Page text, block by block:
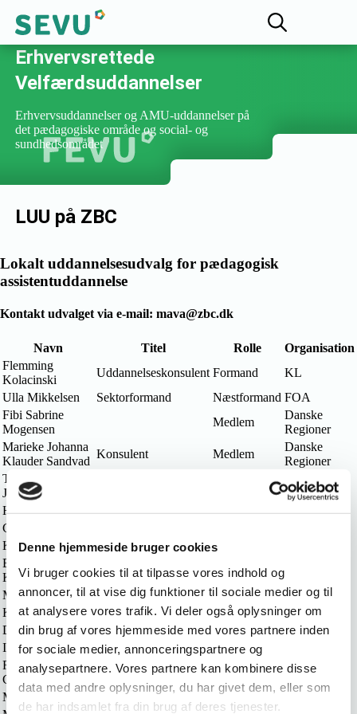
Denne hjemmeside bruger cookies
Vi bruger cookies til at tilpasse vores indhold og
annoncer, til at vise dig funktioner til sociale medier og til
at analysere vores trafik. Vi deler også oplysninger om
din brug af vores hjemmeside med vores partnere inden
for sociale medier, annonceringspartnere og
analysepartnere. Vores partnere kan kombinere disse
data med andre oplysninger, du har givet dem, eller som
de har indsamlet fra din brug af deres tjenester.
Fællesudvalget for
Erhvervsrettede
Velfærdsuddannelser
Erhvervsuddannelser og AMU-uddannelser på
det pædagogiske område og social- og
sundhedsområdet
LUU på ZBC
Lokalt uddannelsesudvalg for pædagogisk
assistentuddannelse
Kontakt udvalget via e-mail: mava@zbc.dk
Navn Titel Rolle
Organisation
Flemming
Kolacinski
Uddannelseskonsulent Formand
KL
Ulla Mikkelsen
Sektorformand Næstformand FOA
Fibi Sabrine
Mogensen
Medlem
Danske
Regioner
Marieke Johanna
Klauder Sandvad
Konsulent Medlem
Danske
Regioner
Tine Kornval
Jacobsen
KL
Helle Hjarsø
Uddannelseskonsulent Medlem
KL
Camilla Svendsen
Karin Andersen
Uddannelseskonsulent Medlem
Ea Højholdt
Kristensen
Sektorformand Medlem
Maibritt Gisli
Faglig sekretær Medlem
FOA
Kamilla Olsen
Medlem
FOA
Dorthe Isager
Sektorformand Medlem
FOA
Inger H. Pedersen Faglig sekretær Medlem
Randi Maiken
Christiansen
Medlem
3F
Marie Finsterbach
Underviser Tilforordnet